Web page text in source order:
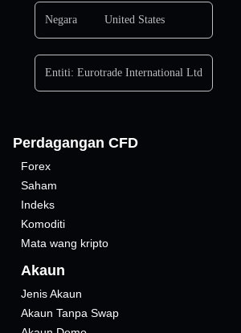
Negara United States
Entiti: Eurotrade International Ltd
Perdagangan CFD
Forex
Saham
Indeks
Komoditi
Mata wang kripto
Akaun
Jenis Akaun
Akaun Tanpa Swap